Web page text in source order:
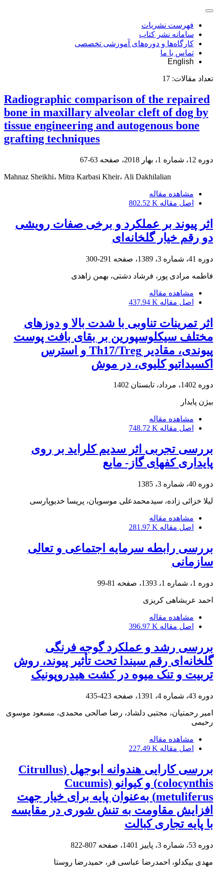
فهرست نشریات
سامانه نشر کتاب
کارگاه‌ها و دوره‌های آموزشی تخصصی
تماس با ما
English
تعداد مقالات: 17
Radiographic comparison of the repaired
bone in maxillary alveolar cleft of dog by
tissue engineering and autogenous bone
grafting techniques
دوره 12، شماره 1، بهار 2018، صفحه 63-67
Mahnaz Sheikhi، Mitra Karbasi Kheir، Ali Dakhilalian
مشاهده مقاله
اصل مقاله 802.52 K
اثر پیوند بر عملکرد و برخی صفات رویشی
دو رقم خیار گلخانه‌ای
دوره 41، شماره 3، 1389، صفحه 291-300
فاطمه مرادی پور، فرشاد دشتی، بهمن زاهدی
مشاهده مقاله
اصل مقاله 437.94 K
اثر تمرینات تناوبی با شدت بالا و دوزهای
مختلف سیکلوسپورین بر بقای بافت پوست
پیوندی، مقادیر Th17/Treg و استرس
اکسیداتیو کلیوی، در موش
دوره 1402، مرداد، تابستان 1402
بیژن پایدار
مشاهده مقاله
اصل مقاله 748.72 K
بررسی تجربی اثر سدیم کلراید بر روی
پایداری کفهای گاز- مایع
دوره 40، شماره 3، 1385
لیلا خزائی زاده، سیدمحمدعلی موسویان، پریسا خدیوپارسی
مشاهده مقاله
اصل مقاله 281.97 K
بررسی رابطه سرمایه اجتماعی و تعالی
سازمانی
دوره 1، شماره 1، 1393، صفحه 81-99
احمد عربشاهی کریزی
مشاهده مقاله
اصل مقاله 396.97 K
بررسی رشد و عملکرد گوجه فرنگی
گلخانه‌ای رقم سیندا تحت تأثیر پیوند، روش
تربیت و تنک میوه در کشت هیدروپونیک
دوره 43، شماره 4، 1391، صفحه 423-435
امیر رحمتیان، مجتبی دلشاد، رضا صالحی محمدی، مسعود موسوی
رحیمی
مشاهده مقاله
اصل مقاله 227.49 K
بررسی کارایی هندوانه ابوجهل (‏Citrullus
colocynthis‏) و کیوانو (‏Cucumis
metuliferus‏) ‏به‌عنوان پایه برای خیار جهت
افزایش مقاومت به تنش شوری در مقایسه
با پایه تجاری کبالت
دوره 53، شماره 3، پاییز 1401، صفحه 807-822
مهدی بیکدلو، احمدرضا عباسی فر، حمیدرضا روستا